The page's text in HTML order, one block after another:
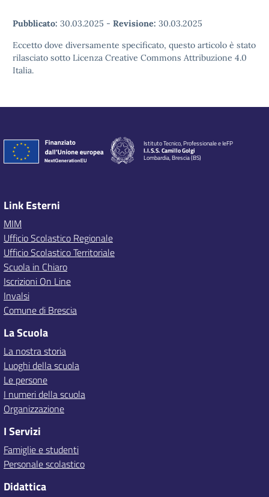
Pubblicato: 30.03.2025 - Revisione: 30.03.2025
Eccetto dove diversamente specificato, questo articolo è stato
rilasciato sotto Licenza Creative Commons Attribuzione 4.0
Italia.
Istituto Tecnico, Professionale e IeFP
I.I.S.S. Camillo Golgi
Lombardia, Brescia (BS)
Link Esterni
MIM
Ufficio Scolastico Regionale
Ufficio Scolastico Territoriale
Scuola in Chiaro
Iscrizioni On Line
Invalsi
Comune di Brescia
La Scuola
La nostra storia
Luoghi della scuola
Le persone
I numeri della scuola
Organizzazione
I Servizi
Famiglie e studenti
Personale scolastico
Didattica